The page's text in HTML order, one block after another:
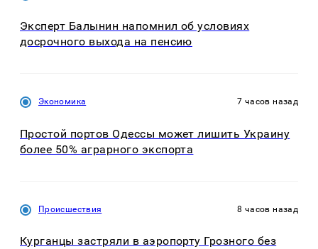
Эксперт Балынин напомнил об условиях
досрочного выхода на пенсию
Экономика 7 часов назад
Простой портов Одессы может лишить Украину
более 50% аграрного экспорта
Происшествия 8 часов назад
Курганцы застряли в аэропорту Грозного без